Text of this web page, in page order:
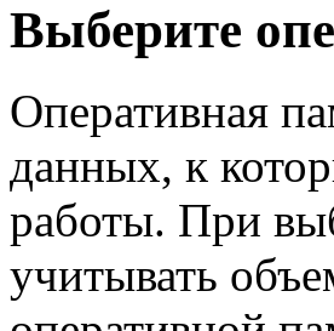
Выберите
Оперативная
данных, к
работы. При
учитывать